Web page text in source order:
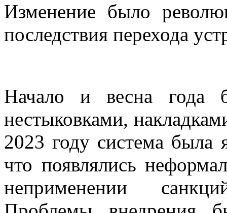
Изменение было
последствия перехода
Начало и весна года
нестыковками,
2023 году система была
что появлялись
неприменении